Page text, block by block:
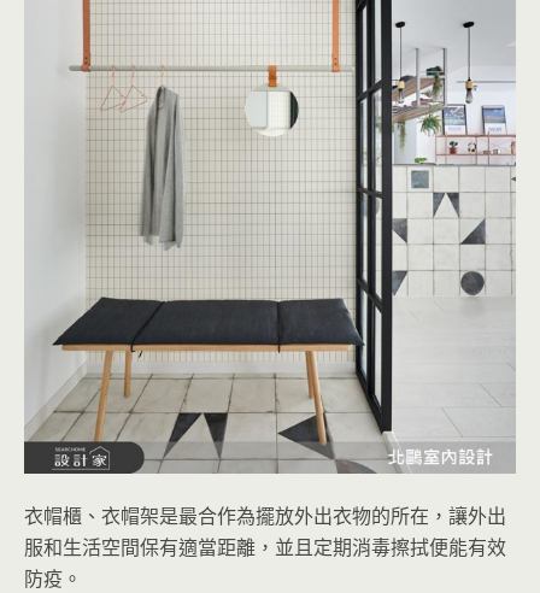
衣帽櫃、衣帽架是最合作為擺放外出衣物的所在，讓外出
服和生活空間保有適當距離，並且定期消毒擦拭便能有效
防疫。